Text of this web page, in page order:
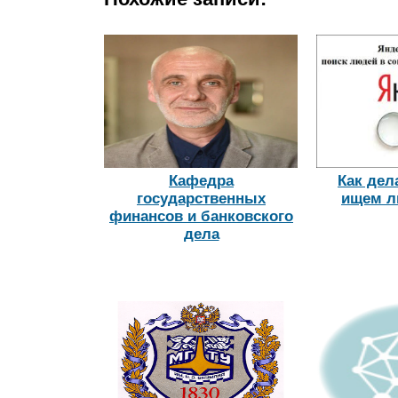
Кафедра
государственных
финансов и банковского
дела
Как
ищем